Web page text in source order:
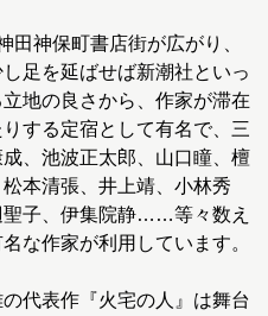
神保町書店街が広がり、
足を延ばせば新潮社といっ
地の良さから、作家が滞在
する定宿として有名で、三
、池波正太郎、山口瞳、檀
本清張、井上靖、小林秀
聖子、伊集院静……等々数え
な作家が利用しています。
代表作『火宅の人』は舞台